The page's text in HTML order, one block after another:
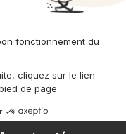
los derechos reservados